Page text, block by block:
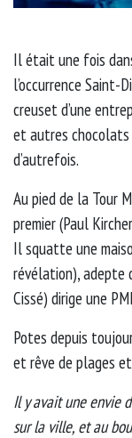
Il était une fois
l’occurrence Saint-
creuset d’une
et autres chocolats
d’autrefois.
Au pied de la Tour
premier (Paul
Il squatte une
révélation), adepte
Cissé) dirige une
Potes depuis
et rêve de plages
Il y avait une envie
sur la ville, et au